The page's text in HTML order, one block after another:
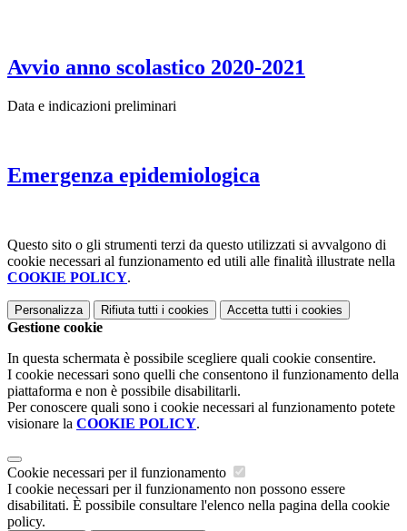
Avvio anno scolastico 2020-2021
Data e indicazioni preliminari
Emergenza epidemiologica
Questo sito o gli strumenti terzi da questo utilizzati si avvalgono di
cookie necessari al funzionamento ed utili alle finalità illustrate nella
COOKIE POLICY.
Personalizza Rifiuta tutti i cookies Accetta tutti i cookies
Gestione cookie
In questa schermata è possibile scegliere quali cookie consentire.
I cookie necessari sono quelli che consentono il funzionamento della
piattaforma e non è possibile disabilitarli.
Per conoscere quali sono i cookie necessari al funzionamento potete
visionare la COOKIE POLICY.
Cookie necessari per il funzionamento
I cookie necessari per il funzionamento non possono essere
disabilitati. È possibile consultare l'elenco nella pagina della cookie
policy.